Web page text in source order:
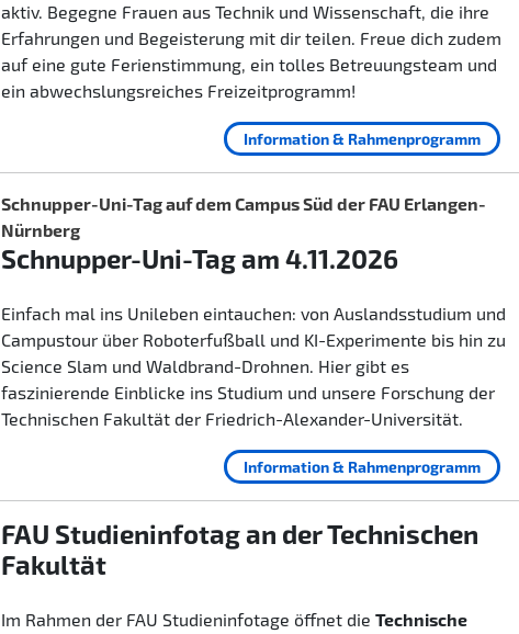
aktiv. Begegne Frauen aus Technik und Wissenschaft, die ihre
Erfahrungen und Begeisterung mit dir teilen. Freue dich zudem
auf eine gute Ferienstimmung, ein tolles Betreuungsteam und
ein abwechslungsreiches Freizeitprogramm!
Information & Rahmenprogramm
Schnupper-Uni-Tag auf dem Campus Süd der FAU Erlangen-
Nürnberg
Schnupper-Uni-Tag am 4.11.2026
Einfach mal ins Unileben eintauchen: von Auslandsstudium und
Campustour über Roboterfußball und KI-Experimente bis hin zu
Science Slam und Waldbrand-Drohnen. Hier gibt es
faszinierende Einblicke ins Studium und unsere Forschung der
Technischen Fakultät der Friedrich-Alexander-Universität.
Information & Rahmenprogramm
FAU Studieninfotag an der Technischen
Fakultät
Im Rahmen der FAU Studieninfotage öffnet die Technische